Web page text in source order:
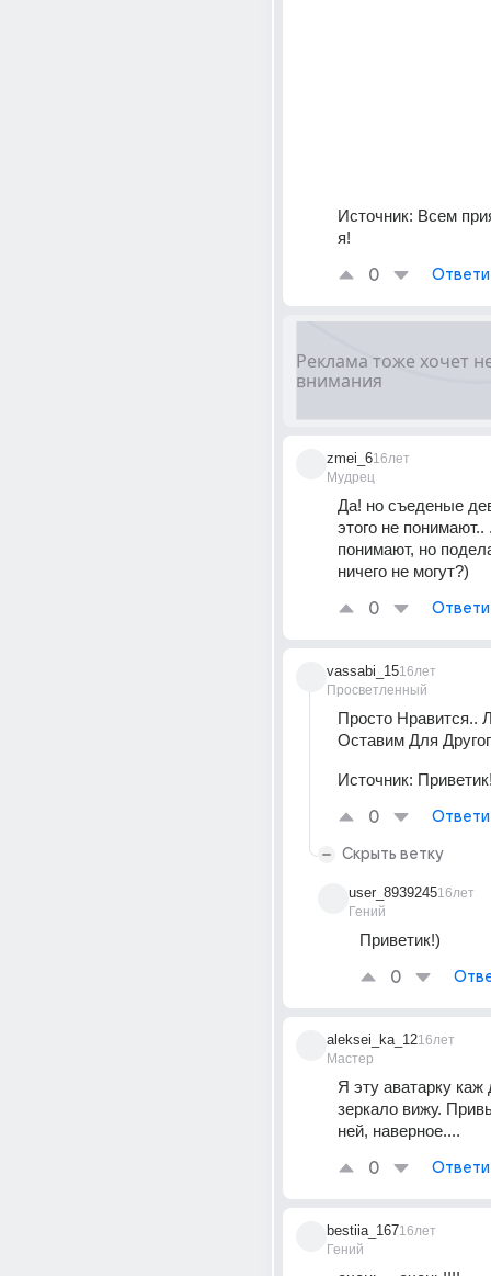
Источник: Всем
я!
0
zmei_6
Мудрец
16лет
Да! но съеденые
этого не
понимают, но
ничего не могут?)
0
vassabi_15
Просветленный
16лет
Просто Нравится..
Оставим Для
Источник:
0
Скрыть ветку
user_8939245
Гений
16лет
Приветик!)
0
aleksei_ka_12
Мастер
16лет
Я эту аватарку каж
зеркало вижу.
ней, наверное....
0
bestiia_167
Гений
16лет